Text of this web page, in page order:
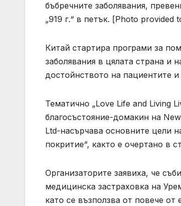
бъбречните заболявания,
„919 г.“ в петък. [Photo provided
Китай стартира програми за
заболявания в цялата страна и
достойнството на пациентите
Тематично „Love Life and Living
благосъстояние-домакин на
Ltd-насърчава основните цели
покритие“, както е очертано в
Организаторите заявиха, че
медицинска застраховка на
като се възползва от повече